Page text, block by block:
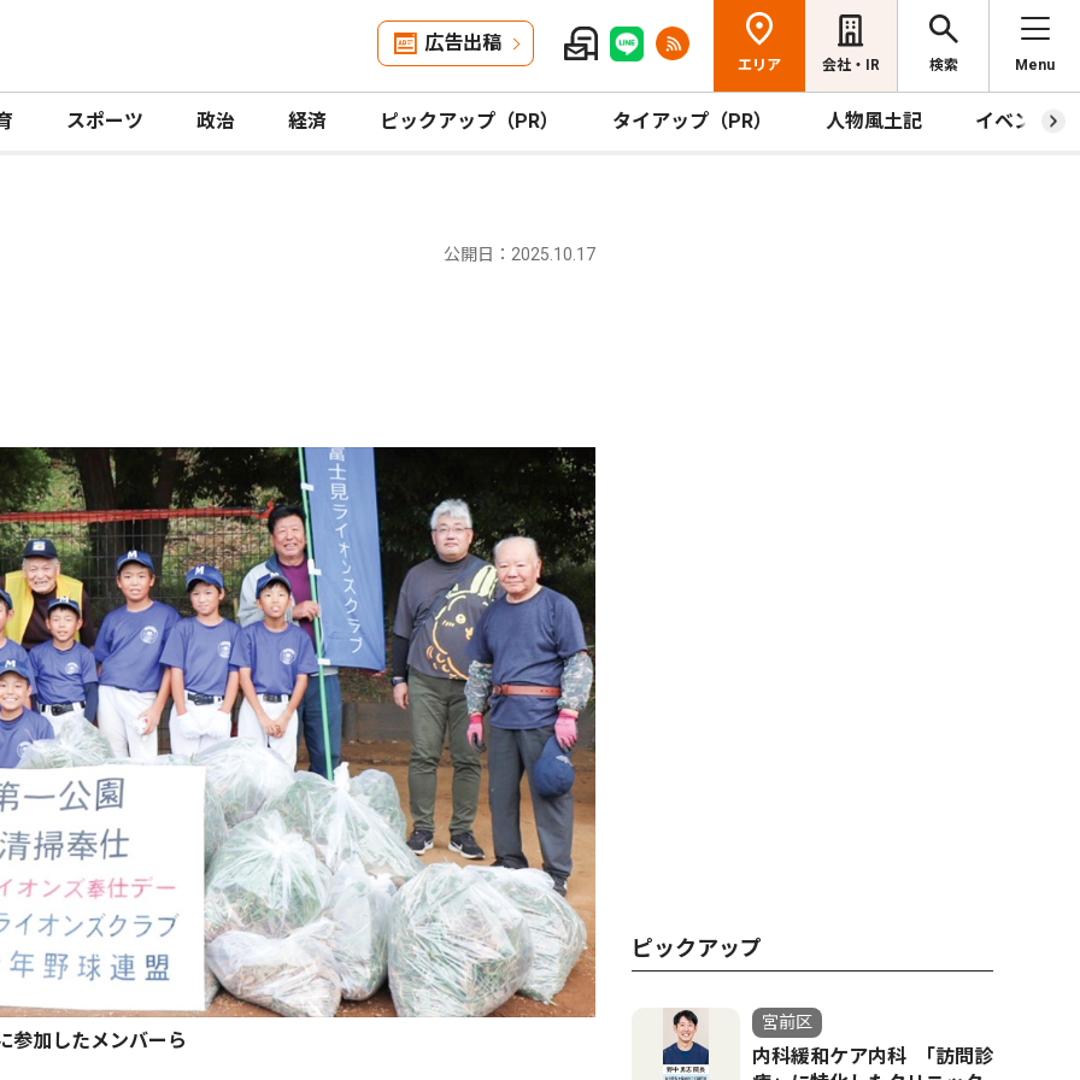
広告出稿
エリア 会社・IR 検索 Menu
スポーツ 政治 経済 ピックアップ（PR） タイアップ（PR） 人物風土記 イベント
公開日：2025.10.17
参加したメンバーら
ピックアップ
宮前区
内科緩和ケア内科 ｢訪問診